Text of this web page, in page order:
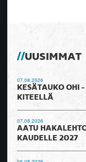
UUSIMMAT
07.08.2026
KESÄTAUKO OHI
KITEELLÄ
07.08.2026
AATU
KAUDELLE 2027